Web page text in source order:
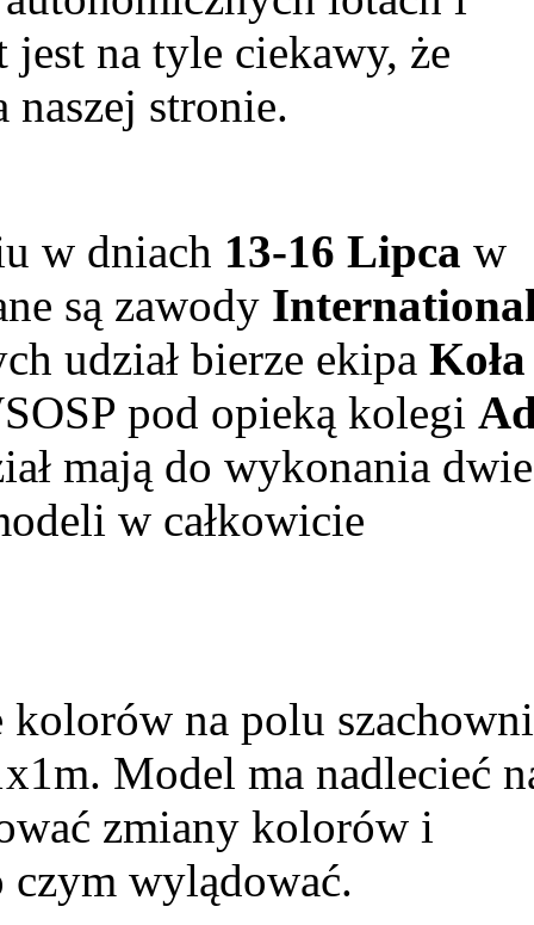
na tyle ciekawy, że
naszej stronie.
w dniach 13-16 Lipca w
są zawody
udział bierze ekipa Koła
pod opieką kolegi
mają do wykonania
w całkowicie
na polu
Model ma nadlecieć
zmiany kolorów i
czym wylądować.